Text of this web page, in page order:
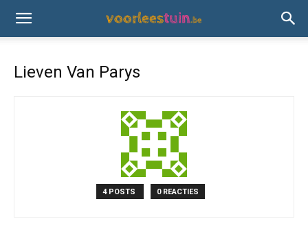
Lieven Van Parys
4 POSTS 0 REACTIES